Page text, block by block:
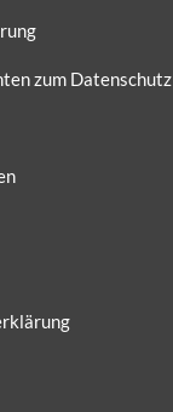
zum Datenschutz